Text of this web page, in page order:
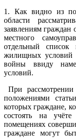
1. Как видно из
области
заявлениям
местного
отдельный
жилищных условий
войны ввиду
условий.
При рассмотрении
положениями
которых граждане,
состоять на
помещениях
граждане могут